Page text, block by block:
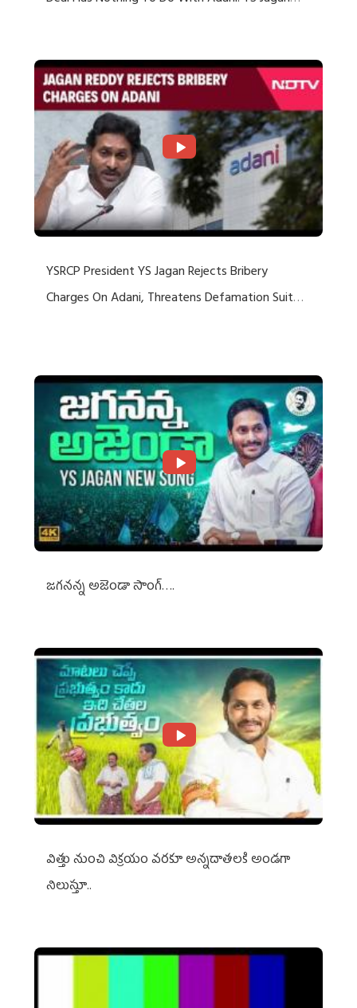
YSRCP President YS Jagan Rejects Bribery
Charges On Adani, Threatens Defamation Suit
జగనన్న అజెండా సాంగ్….
విత్తు నుంచి విక్రయం వరకూ అన్నదాతలకి అండగా
నిలుస్తూ..